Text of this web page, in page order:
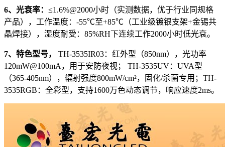
6、光衰率： ≤1.6%@2000小时（实测数据，优于行业同规格
产品），工作温度：-55℃至+85℃（工业级镀银支架+金锡共
晶焊接），湿度耐受：85%RH下连续工作2000小时低光衰。
7、特色型号，
TH-3535IR03：红外型（850nm），光功率
120mW@100mA，用于安防夜视； TH-3535UV：UVA型
（365-405nm），辐射强度800mW/cm²，固化/杀菌专用；TH-
3535RGB：全彩型，支持1600万色动态调节，响应速度2ms。